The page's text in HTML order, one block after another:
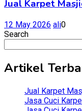
Jual Karpet
12 May 2026 ali0
Search
Artikel
Jual Karpet
Jasa Cuci